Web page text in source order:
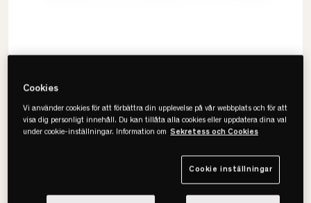
• 100% bomullsfrotté
Cookies
Vi använder cookies för att förbättra din upplevelse på vår webbplats och för att
visa dig personligt innehåll. Du kan tillåta alla cookies eller uppdatera dina val
under cookie-inställningar. Information om Sekretess och Cookies
Cookie inställningar